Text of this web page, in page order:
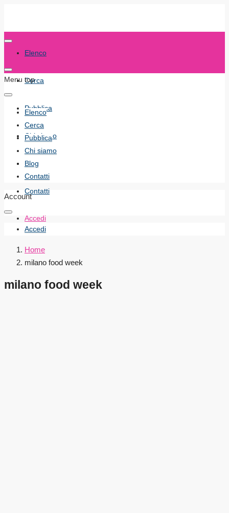
Elenco
Cerca
Pubblica
Chi siamo
Blog
Contatti
Accedi
Menu top
Elenco
Cerca
Pubblica
Chi siamo
Blog
Contatti
Account
Accedi
Home
milano food week
milano food week